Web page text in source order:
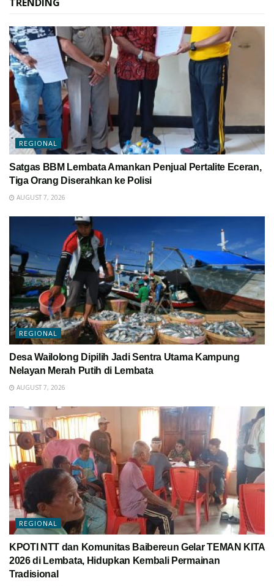
REGIONAL
Satgas BBM Lembata Amankan Penjual Pertalite Eceran,
Tiga Orang Diserahkan ke Polisi
AUGUST 7, 2026
REGIONAL
Desa Wailolong Dipilih Jadi Sentra Utama Kampung
Nelayan Merah Putih di Lembata
AUGUST 7, 2026
REGIONAL
KPOTI NTT dan Komunitas Baibereun Gelar TEMAN KITA
2026 di Lembata, Hidupkan Kembali Permainan
Tradisional